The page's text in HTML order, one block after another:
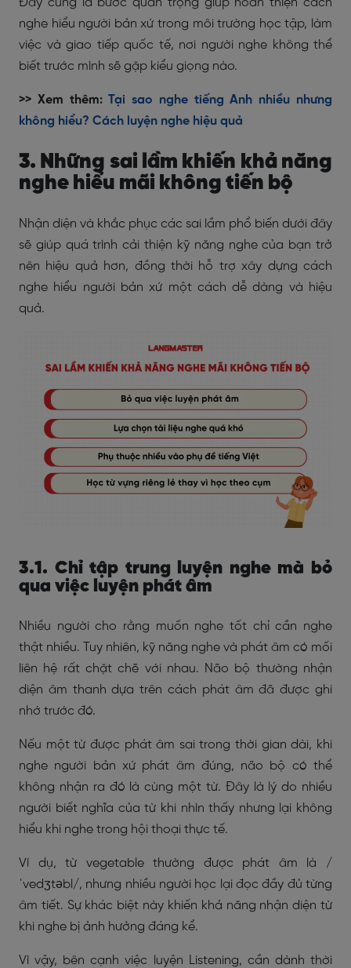
Đây cũng là bước quan trọng giúp hoàn thiện cách
nghe hiểu người bản xứ trong môi trường học tập, làm
việc và giao tiếp quốc tế, nơi người nghe không thể
biết trước mình sẽ gặp kiểu giọng nào.
>> Xem thêm:Tại sao nghe tiếng Anh nhiều nhưng
không hiểu? Cách luyện nghe hiệu quả
3. Những sai lầm khiến khả năng
nghe hiểu mãi không tiến bộ
Nhận diện và khắc phục các sai lầm phổ biến dưới đây
sẽ giúp quá trình cải thiện kỹ năng nghe của bạn trở
nên hiệu quả hơn, đồng thời hỗ trợ xây dựng cách
nghe hiểu người bản xứ một cách dễ dàng và hiệu
quả.
3.1. Chỉ tập trung luyện nghe mà bỏ
qua việc luyện phát âm
Nhiều người cho rằng muốn nghe tốt chỉ cần nghe
thật nhiều. Tuy nhiên, kỹ năng nghe và phát âm có mối
liên hệ rất chặt chẽ với nhau. Não bộ thường nhận
diện âm thanh dựa trên cách phát âm đã được ghi
nhớ trước đó.
Nếu một từ được phát âm sai trong thời gian dài, khi
nghe người bản xứ phát âm đúng, não bộ có thể
không nhận ra đó là cùng một từ. Đây là lý do nhiều
người biết nghĩa của từ khi nhìn thấy nhưng lại không
hiểu khi nghe trong hội thoại thực tế.
Ví dụ, từ vegetable thường được phát âm là /
ˈvedʒtəbl/, nhưng nhiều người học lại đọc đầy đủ từng
âm tiết. Sự khác biệt này khiến khả năng nhận diện từ
khi nghe bị ảnh hưởng đáng kể.
Vì vậy, bên cạnh việc luyện Listening, cần dành thời